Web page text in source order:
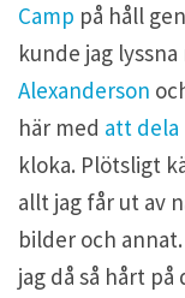
Camp på håll
kunde jag lyssna
Alexanderson
här med att dela
kloka. Plötsligt
allt jag får ut av
bilder och
jag då så hårt